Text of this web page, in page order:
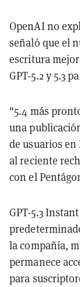
OpenAI no
señaló que el
escritura
GPT-5.2 y 5.3
"5.4 más
una
de usuarios
al reciente
con el
GPT-5.3
la compañía,
permanece
para